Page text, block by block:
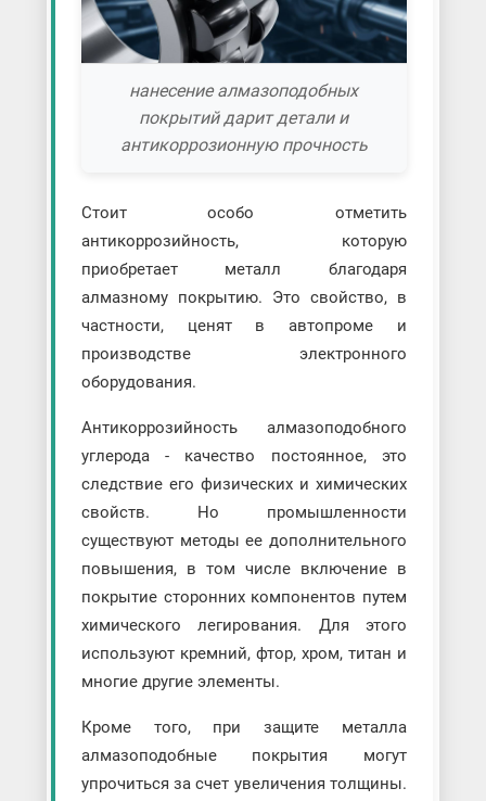
нанесение алмазоподобных
покрытий дарит детали и
антикоррозионную прочность
Стоит особо отметить
антикоррозийность, которую
приобретает металл благодаря
алмазному покрытию. Это свойство, в
частности, ценят в автопроме и
производстве электронного
оборудования.
Антикоррозийность алмазоподобного
углерода - качество постоянное, это
следствие его физических и химических
свойств. Но промышленности
существуют методы ее дополнительного
повышения, в том числе включение в
покрытие сторонних компонентов путем
химического легирования. Для этого
используют кремний, фтор, хром, титан и
многие другие элементы.
Кроме того, при защите металла
алмазоподобные покрытия могут
упрочиться за счет увеличения толщины.